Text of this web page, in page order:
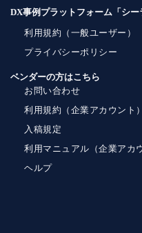
DX事例プラットフォーム「シー
利用規約（一般ユーザー）
プライバシーポリシー
ベンダーの方はこちら
お問い合わせ
利用規約（企業アカウント）
入稿規定
利用マニュアル（企業アカ
ヘルプ